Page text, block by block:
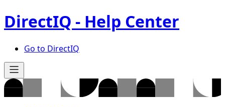
DirectIQ - Help Center
Go to DirectIQ